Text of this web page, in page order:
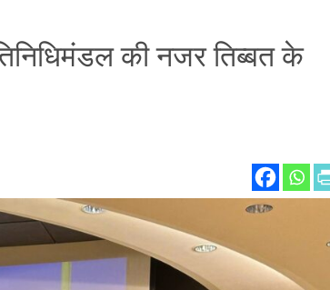
की नजर तिब्बत के